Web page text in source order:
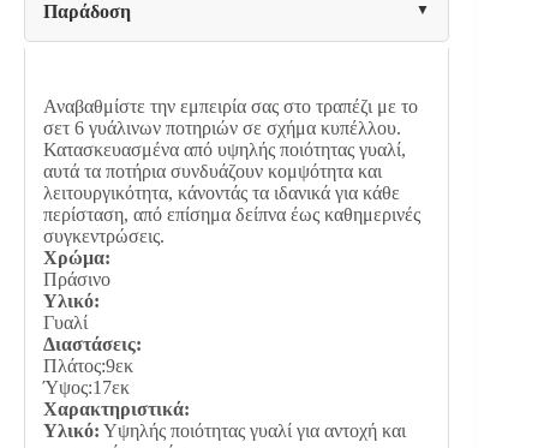
Παράδοση
Αναβαθμίστε την εμπειρία σας στο τραπέζι με το
σετ 6 γυάλινων ποτηριών σε σχήμα κυπέλλου.
Κατασκευασμένα από υψηλής ποιότητας γυαλί,
αυτά τα ποτήρια συνδυάζουν κομψότητα και
λειτουργικότητα, κάνοντάς τα ιδανικά για κάθε
περίσταση, από επίσημα δείπνα έως καθημερινές
συγκεντρώσεις.
Χρώμα:
Πράσινο
Υλικό:
Γυαλί
Διαστάσεις:
Πλάτος:9εκ
Ύψος:17εκ
Χαρακτηριστικά:
Υλικό: Υψηλής ποιότητας γυαλί για αντοχή και